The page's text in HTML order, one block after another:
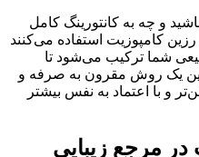
چه به کانتورینگ کامل
استفاده می‌کنند
ترکیب می‌شود تا
روش مقرون به صرفه و
اعتماد به نفس بیشتر
زیبایی